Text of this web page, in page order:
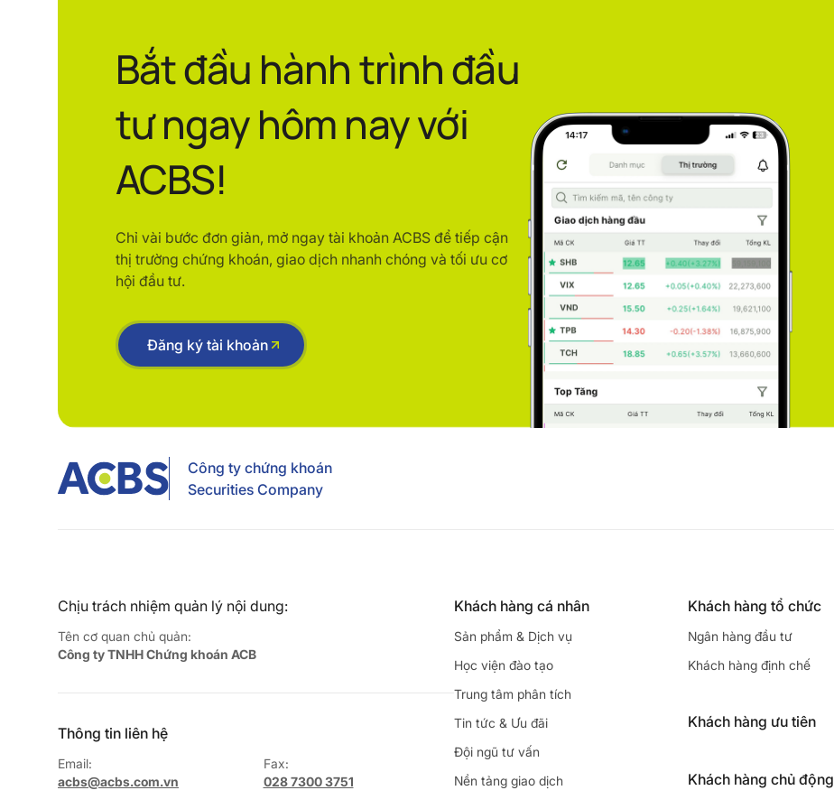
Bắt đầu hành trình đầu
tư ngay hôm nay với
ACBS!
Chỉ vài bước đơn giản, mở ngay tài khoản ACBS để tiếp cận
thị trường chứng khoán, giao dịch nhanh chóng và tối ưu cơ
hội đầu tư.
Đăng ký tài khoản
Công ty chứng khoán
Securities Company
Chịu trách nhiệm quản lý nội dung:
Tên cơ quan chủ quản:
Công ty TNHH Chứng khoán ACB
Thông tin liên hệ
Email:
acbs@acbs.com.vn
Fax:
028 7300 3751
Khách hàng cá nhân
Sản phẩm & Dịch vụ
Học viện đào tạo
Trung tâm phân tích
Tin tức & Ưu đãi
Đội ngũ tư vấn
Nền tảng giao dịch
Khách hàng tổ chức
Ngân hàng đầu tư
Khách hàng định chế
Khách hàng ưu tiên
Khách hàng chủ động